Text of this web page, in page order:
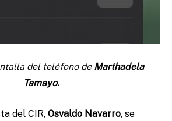
del teléfono de Marthadela
Tamayo.
del CIR, Osvaldo Navarro, se